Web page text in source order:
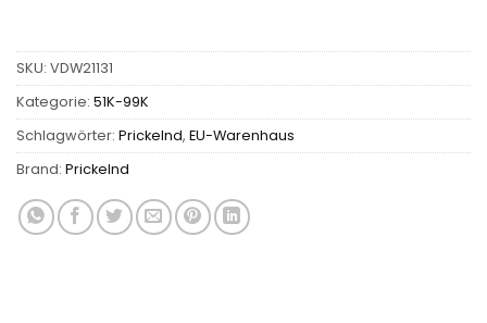
SKU: VDW21131
Kategorie: 51K-99K
Schlagwörter: Prickelnd, EU-Warenhaus
Brand: Prickelnd